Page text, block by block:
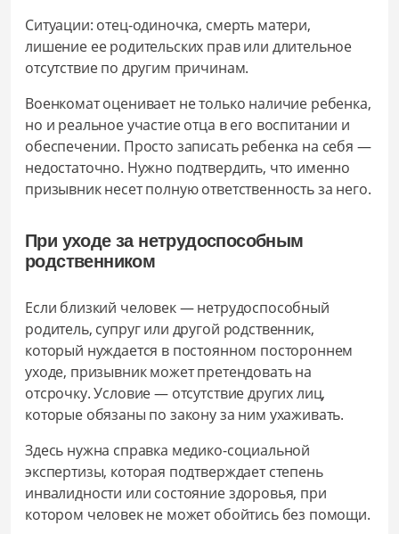
Ситуации: отец-одиночка, смерть матери,
лишение ее родительских прав или длительное
отсутствие по другим причинам.
Военкомат оценивает не только наличие ребенка,
но и реальное участие отца в его воспитании и
обеспечении. Просто записать ребенка на себя —
недостаточно. Нужно подтвердить, что именно
призывник несет полную ответственность за него.
При уходе за нетрудоспособным
родственником
Если близкий человек — нетрудоспособный
родитель, супруг или другой родственник,
который нуждается в постоянном постороннем
уходе, призывник может претендовать на
отсрочку. Условие — отсутствие других лиц,
которые обязаны по закону за ним ухаживать.
Здесь нужна справка медико-социальной
экспертизы, которая подтверждает степень
инвалидности или состояние здоровья, при
котором человек не может обойтись без помощи.